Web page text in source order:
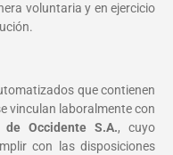
voluntaria y en ejercicio
que contienen
vinculan laboralmente con
Occidente S.A., cuyo
con las disposiciones